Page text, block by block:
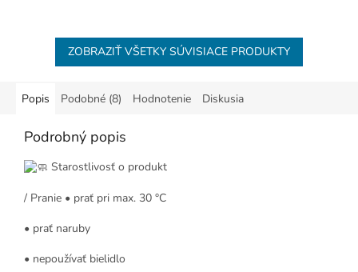
ZOBRAZIŤ VŠETKY SÚVISIACE PRODUKTY
Popis Podobné (8) Hodnotenie Diskusia
Podrobný popis
Starostlivosť o produkt
/ Pranie • prať pri max. 30 °C
• prať naruby
• nepoužívať bielidlo